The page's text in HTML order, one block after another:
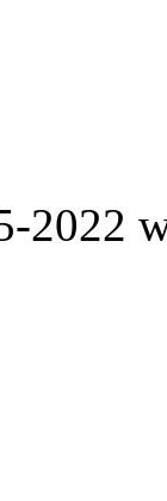
2022